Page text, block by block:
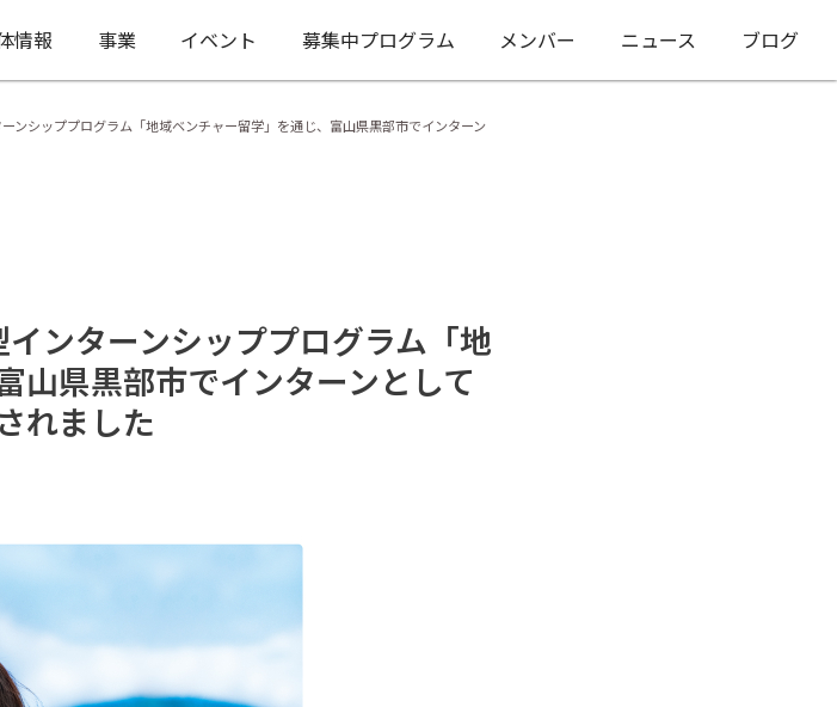
情報 事業 イベント 募集中プログラム メンバー ニュース ブログ
ンシッププログラム「地域ベンチャー留学」を通じ、富山県黒部市でインターン
ンターンシッププログラム「地
山県黒部市でインターンとして
れました